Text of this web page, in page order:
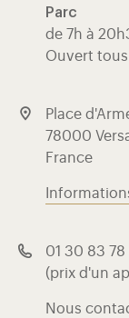
Parc
de 7h à
Ouvert
Place
78000
France
01 30 83
(prix d'un
Nous